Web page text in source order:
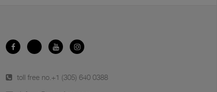
toll free no. +1 (305) 640 0388